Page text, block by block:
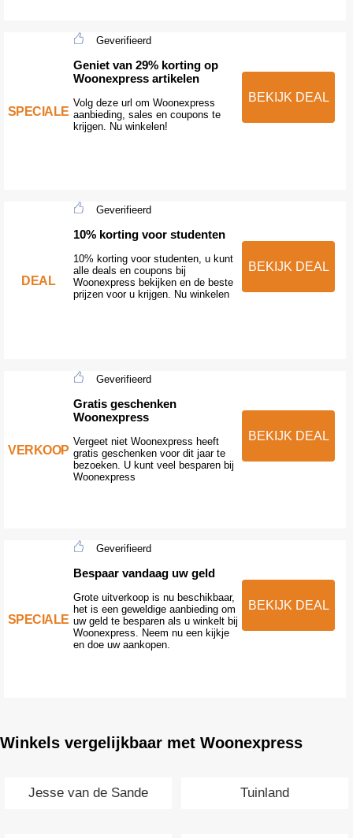
SPECIALE
Geverifieerd
Geniet van 29% korting op
Woonexpress artikelen
Volg deze url om Woonexpress
aanbieding, sales en coupons te
krijgen. Nu winkelen!
BEKIJK DEAL
DEAL
Geverifieerd
10% korting voor studenten
10% korting voor studenten, u kunt
alle deals en coupons bij
Woonexpress bekijken en de beste
prijzen voor u krijgen. Nu winkelen
BEKIJK DEAL
VERKOOP
Geverifieerd
Gratis geschenken
Woonexpress
Vergeet niet Woonexpress heeft
gratis geschenken voor dit jaar te
bezoeken. U kunt veel besparen bij
Woonexpress
BEKIJK DEAL
SPECIALE
Geverifieerd
Bespaar vandaag uw geld
Grote uitverkoop is nu beschikbaar,
het is een geweldige aanbieding om
uw geld te besparen als u winkelt bij
Woonexpress. Neem nu een kijkje
en doe uw aankopen.
BEKIJK DEAL
Winkels vergelijkbaar met Woonexpress
Jesse van de Sande Tuinland